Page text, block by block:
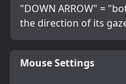
"DOWN ARROW" =
the direction of its
Mouse Settings